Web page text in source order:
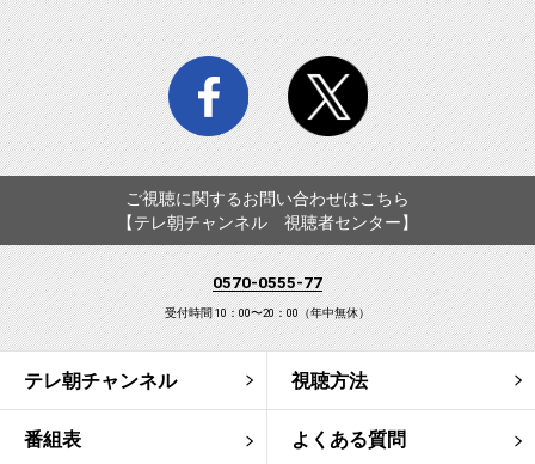
facebook twitter
ご視聴に関するお問い合わせはこちら
【テレ朝チャンネル 視聴者センター】
0570-0555-77
受付時間 10：00〜20：00（年中無休）
テレ朝チャンネル 視聴方法
番組表 よくある質問